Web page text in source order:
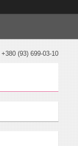
+380 (93) 699-03-10